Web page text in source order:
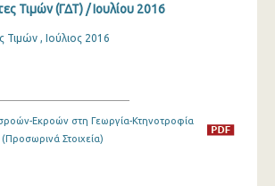
2024
Τιμών (ΓΔΤ) / Ιουλίου 2016
Τιμών , Ιούλιος 2016
Εκροών στη Γεωργία-Κτηνοτροφία
Στοιχεία)